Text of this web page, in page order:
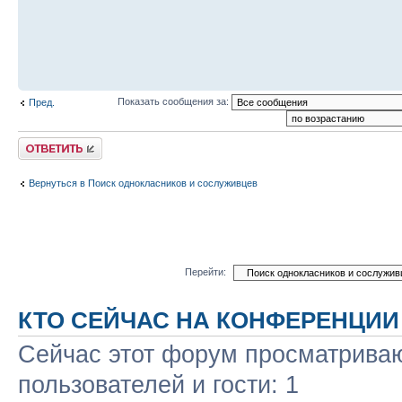
Пред. Показать сообщения за:
Ответить
Вернуться в Поиск однокласников и сослуживцев
Перейти:
КТО СЕЙЧАС НА КОНФЕРЕНЦИИ
Сейчас этот форум
пользователей и гости: 1